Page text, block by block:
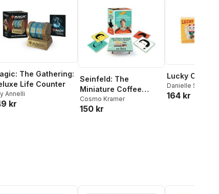
The Gathering:
Life Counter
Annelli
kr
Seinfeld: The
Miniature Coffee
Table Book of Coffee
Tables
Cosmo Kramer
150 kr
Lucky Cat
Danielle Selber
164 kr